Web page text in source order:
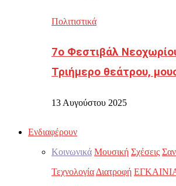
Πολιτιστικά
7ο Φεστιβάλ
Τριήμερο θεάτρου,
13 Αυγούστου 2025
Ενδιαφέρουν
Κοινωνικά Μουσική Σχέσεις
Τεχνολογία Διατροφή